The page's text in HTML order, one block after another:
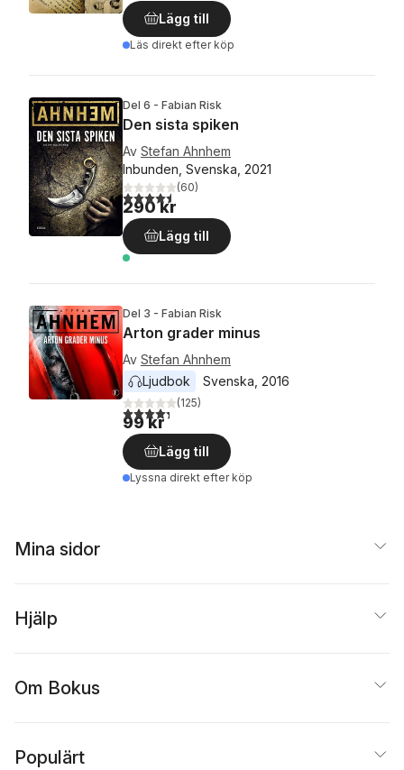
Lägg till
Läs direkt efter köp
Del 6 - Fabian Risk
Den sista spiken
Av Stefan Ahnhem
Inbunden, Svenska, 2021
4,5utav 5 stjärnor. Totalt antal röster:
(60)
290 kr
Lägg till
Del 3 - Fabian Risk
Arton grader minus
Av Stefan Ahnhem
Ljudbok
Svenska 2016
4,3utav 5 stjärnor. Totalt antal röster:
(125)
99 kr
Lägg till
Lyssna direkt efter köp
Mina sidor
Hjälp
Om Bokus
Populärt